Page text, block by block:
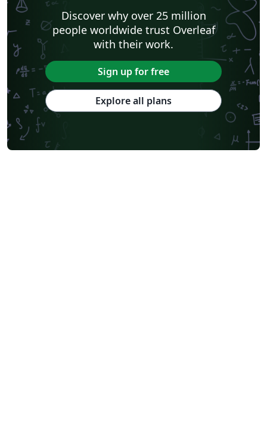
Discover why over 25 million
people worldwide trust Overleaf
with their work.
Sign up for free
Explore all plans